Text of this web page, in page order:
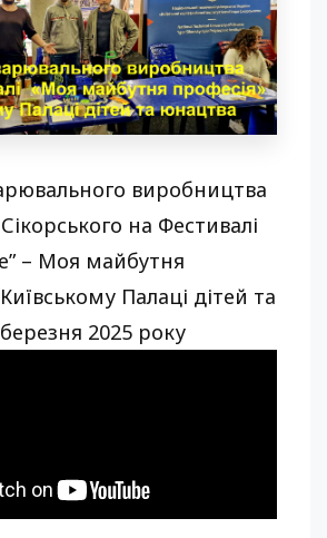
виробництва
на Фестивалі
– Моя майбутня
Палаці дітей та
2025 року